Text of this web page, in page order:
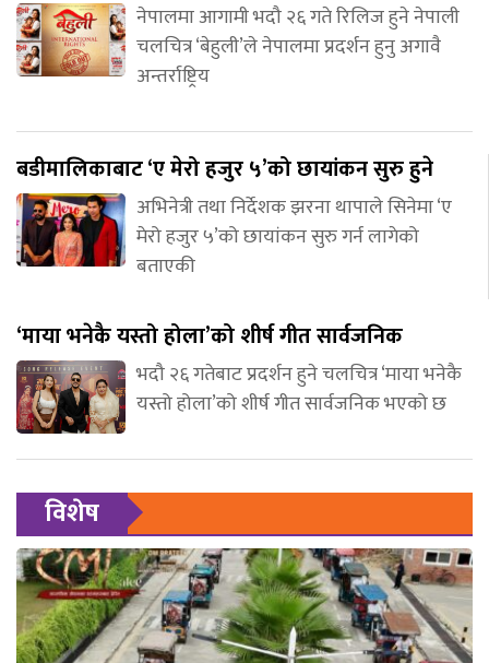
नेपालमा आगामी भदौ २६ गते रिलिज हुने नेपाली
चलचित्र ‘बेहुली’ले नेपालमा प्रदर्शन हुनु अगावै
अन्तर्राष्ट्रिय
बडीमालिकाबाट ‘ए मेरो हजुर ५’को छायांकन सुरु हुने
अभिनेत्री तथा निर्देशक झरना थापाले सिनेमा ‘ए
मेरो हजुर ५’को छायांकन सुरु गर्न लागेको
बताएकी
‘माया भनेकै यस्तो होला’को शीर्ष गीत सार्वजनिक
भदौ २६ गतेबाट प्रदर्शन हुने चलचित्र ‘माया भनेकै
यस्तो होला’को शीर्ष गीत सार्वजनिक भएको छ
विशेष